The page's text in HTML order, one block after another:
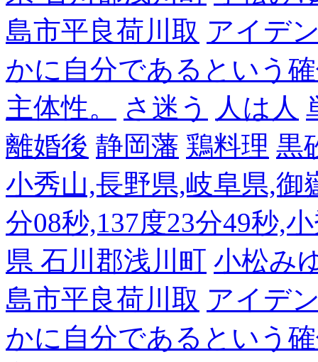
島市平良荷川取 アイデ
かに自分であるという
主体性。
さ迷う 人は人
離婚後 静岡藩 鶏料理 黒
小秀山,長野県,岐阜県,御
分08秒,137度23分49秒,
県 石川郡浅川町 小松み
島市平良荷川取 アイデ
かに自分であるという